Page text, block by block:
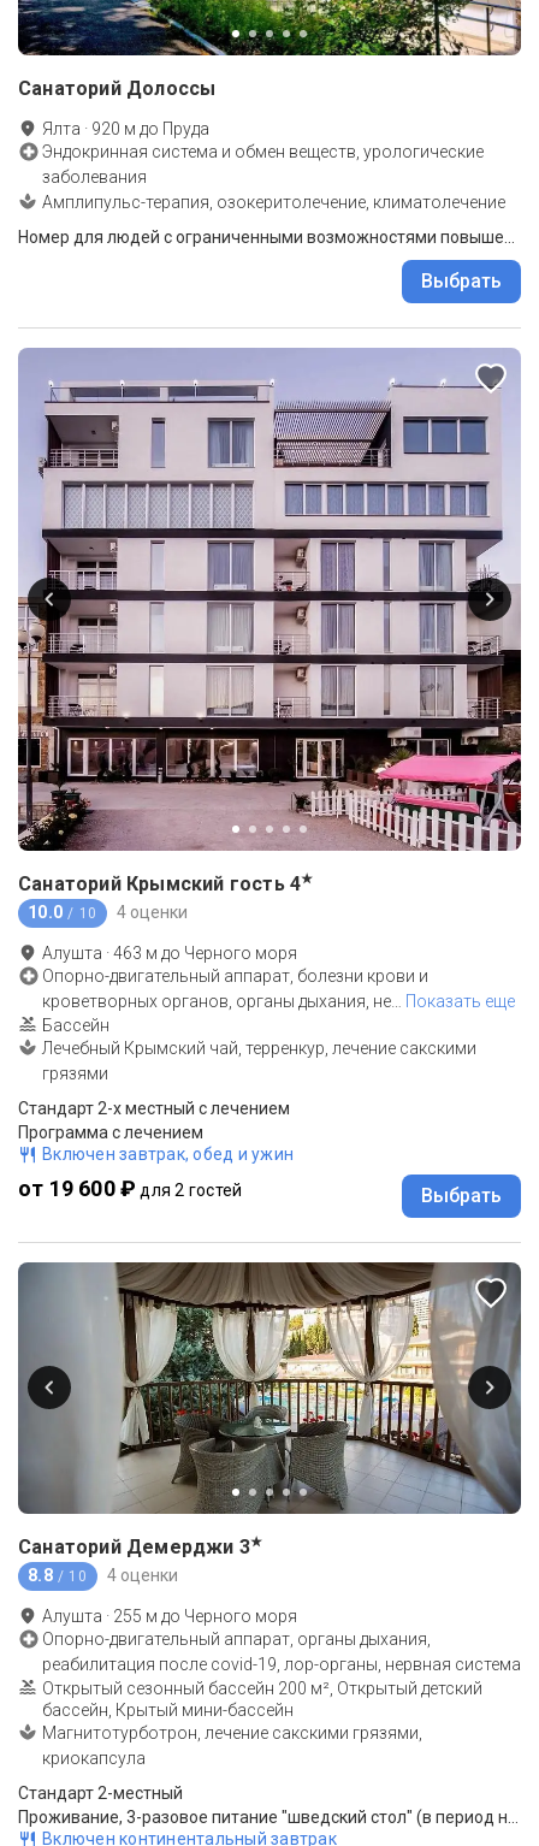
Санаторий Долоссы
Ялта · 920 м до Пруда
Эндокринная система и обмен веществ, урологические
заболевания
Амплипульс-терапия, озокеритолечение, климатолечение
Выбрать
Санаторий Крымский гость 4★
10.0 / 10 4 оценки
Алушта ·463 м до Черного моря
Опорно-двигательный аппарат, болезни крови и
кроветворных органов, органы дыхания, не
Показать еще
Бассейн
Лечебный Крымский чай, терренкур, лечение сакскими
грязями
Стандарт 2-х местный с лечением
Программа с лечением
Включен завтрак, обед и ужин
от 19 600 ₽ для 2 гостей Выбрать
Санаторий Демерджи 3★
8.8 / 10 4 оценки
Алушта · 255 м до Черного моря
Опорно-двигательный аппарат, органы дыхания,
реабилитация после covid-19, лор-органы, нервная система
Открытый сезонный бассейн 200 м², Открытый детский
бассейн, Крытый мини-бассейн
Магнитотурботрон, лечение сакскими грязями,
криокапсула
Стандарт 2-местный
Включен континентальный завтрак